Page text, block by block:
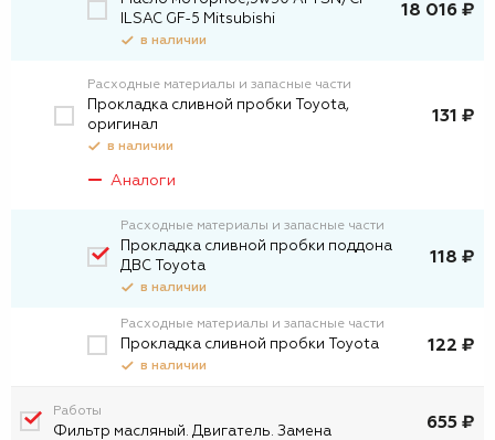
ILSAC GF-5 Mitsubishi
в наличии
18 016 ₽
Расходные материалы и запасные части
Прокладка сливной пробки Toyota,
оригинал
в наличии
131 ₽
Аналоги
Расходные материалы и запасные части
Прокладка сливной пробки поддона
ДВС Toyota
в наличии
118 ₽
Расходные материалы и запасные части
Прокладка сливной пробки Toyota
в наличии
122 ₽
Работы
Фильтр масляный. Двигатель. Замена 655 ₽